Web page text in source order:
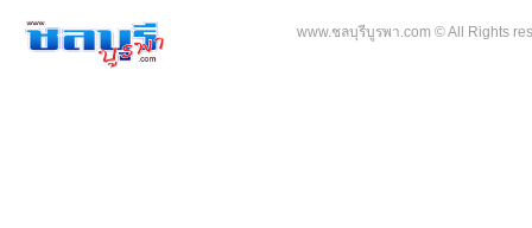
www.ชลบุรีบูรพา.com © All Rights